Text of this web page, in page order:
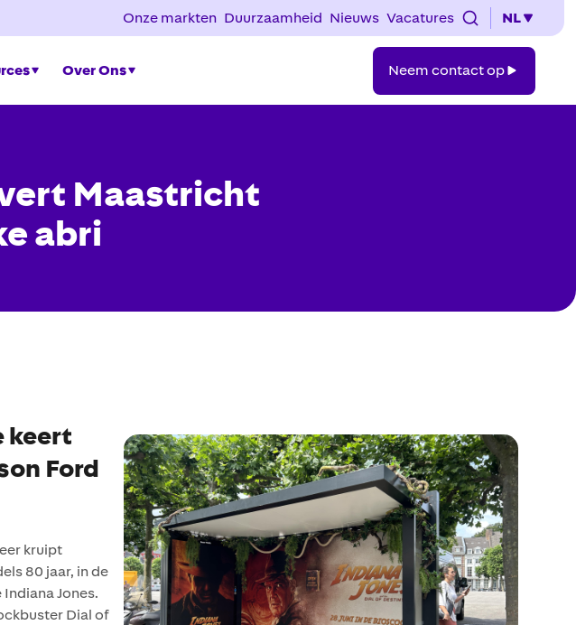
Onze markten Duurzaamheid Nieuws Vacatures NL
Over Ons
contact
op
Neem contact op
Maastricht
abri
keert
Ford
kruipt
80 jaar, in de
Jones.
Dial of